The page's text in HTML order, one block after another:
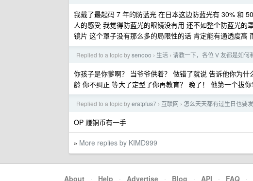
我戴了最起码 7 年的防蓝光 在日本这边防蓝光有 30% 和
人的感受 我觉得防蓝光的眼镜没有用 还不如整个防蓝光
镜片 这个罩子没有那么多的局限性的话 肯定能有通透度高
Replied to a topic bysenooo › 生活 › 请教一下，各位 V 友都是如何
你孩子是你爹啊？ 当爷爷供着？ 做错了就说 告诉他你为
龄 你不纠正 等大了定型了你再教育？ 晚了！ 他第一个拔
Replied to a topic byeratpfus7 › 互联网 › 怎么天天都有过生日也要
OP 赚铜币有一手
» More replies by KIMD999
About · Help · Advertise · Blog · API · FAQ ·